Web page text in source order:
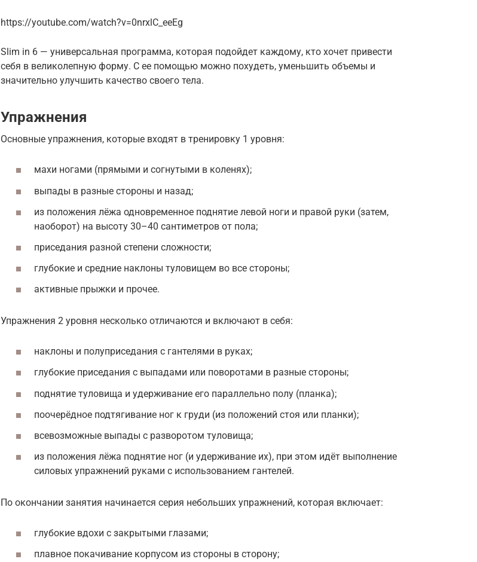
https://youtube.com/watch?v=0nrxlC_eeEg
Slim in 6 — универсальная программа, которая подойдет каждому, кто хочет привести
себя в великолепную форму. С ее помощью можно похудеть, уменьшить объемы и
значительно улучшить качество своего тела.
Упражнения
Основные упражнения, которые входят в тренировку 1 уровня:
махи ногами (прямыми и согнутыми в коленях);
выпады в разные стороны и назад;
из положения лёжа одновременное поднятие левой ноги и правой руки (затем,
наоборот) на высоту 30–40 сантиметров от пола;
приседания разной степени сложности;
глубокие и средние наклоны туловищем во все стороны;
активные прыжки и прочее.
Упражнения 2 уровня несколько отличаются и включают в себя:
наклоны и полуприседания с гантелями в руках;
глубокие приседания с выпадами или поворотами в разные стороны;
поднятие туловища и удерживание его параллельно полу (планка);
поочерёдное подтягивание ног к груди (из положений стоя или планки);
всевозможные выпады с разворотом туловища;
из положения лёжа поднятие ног (и удерживание их), при этом идёт выполнение
силовых упражнений руками с использованием гантелей.
По окончании занятия начинается серия небольших упражнений, которая включает:
глубокие вдохи с закрытыми глазами;
плавное покачивание корпусом из стороны в сторону;